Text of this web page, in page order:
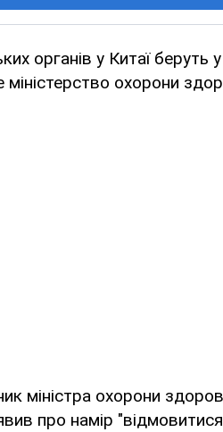
органів у Китаї беруть
міністерство охорони
міністра охорони
про намір